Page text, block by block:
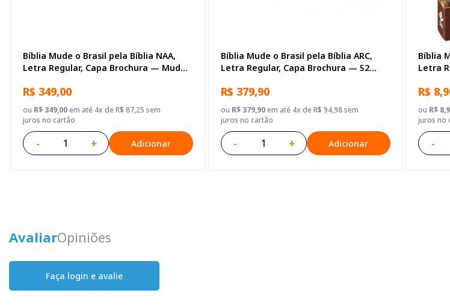
Bíblia Mude o Brasil pela Bíblia NAA,
Letra Regular, Capa Brochura — Mude
R$ 349,00
ou R$ 349,00em até 4x de R$ 87,25 sem
juros no cartão
- + Adicionar
Bíblia Mude o Brasil pela Bíblia ARC,
Letra Regular, Capa Brochura — 52
R$ 379,90
ou R$ 379,90em até 4x de R$ 94,98 sem
juros no cartão
- + Adicionar
Bíblia
Letra
R$
ou R$
juros no
-
AvaliarOpiniões
Faça login e avalie